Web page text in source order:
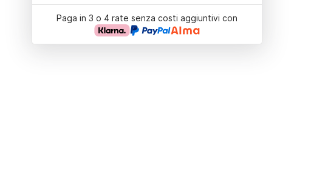
Paga in 3 o 4 rate senza costi aggiuntivi con